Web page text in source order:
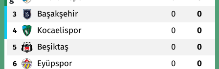
3 Başakşehir 0 0
4 Kocaelispor 0 0
5 Beşiktaş 0 0
6 Eyüpspor 0 0